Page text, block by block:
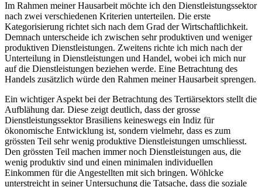
Im Rahmen meiner Hausarbeit möchte ich den Dienstleistungssektor
nach zwei verschiedenen Kriterien unterteilen. Die erste
Kategorisierung richtet sich nach dem Grad der Wirtschaftlichkeit.
Demnach unterscheide ich zwischen sehr produktiven und weniger
produktiven Dienstleistungen. Zweitens richte ich mich nach der
Unterteilung in Dienstleistungen und Handel, wobei ich mich nur
auf die Dienstleistungen beziehen werde. Eine Betrachtung des
Handels zusätzlich würde den Rahmen meiner Hausarbeit sprengen.
Ein wichtiger Aspekt bei der Betrachtung des Tertiärsektors stellt die
Aufblähung dar. Diese zeigt deutlich, dass der grosse
Dienstleistungssektor Brasiliens keineswegs ein Indiz für
ökonomische Entwicklung ist, sondern vielmehr, dass es zum
grössten Teil sehr wenig produktive Dienstleistungen umschliesst.
Den grössten Teil machen immer noch Dienstleistungen aus, die
wenig produktiv sind und einen minimalen individuellen
Einkommen für die Angestellten mit sich bringen. Wöhlcke
unterstreicht in seiner Untersuchung die Tatsache, dass die soziale